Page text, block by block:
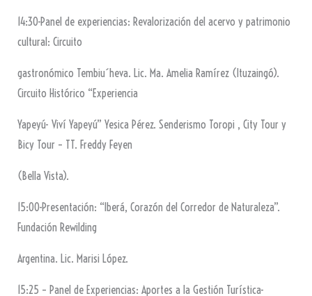
14:30-Panel de experiencias: Revalorización del acervo y patrimonio
cultural: Circuito
gastronómico Tembiu´heva. Lic. Ma. Amelia Ramírez (Ituzaingó).
Circuito Histórico “Experiencia
Yapeyú- Viví Yapeyú” Yesica Pérez. Senderismo Toropi , City Tour y
Bicy Tour – TT. Freddy Feyen
(Bella Vista).
15:00-Presentación: “Iberá, Corazón del Corredor de Naturaleza”.
Fundación Rewilding
Argentina. Lic. Marisi López.
15:25 – Panel de Experiencias: Aportes a la Gestión Turística-